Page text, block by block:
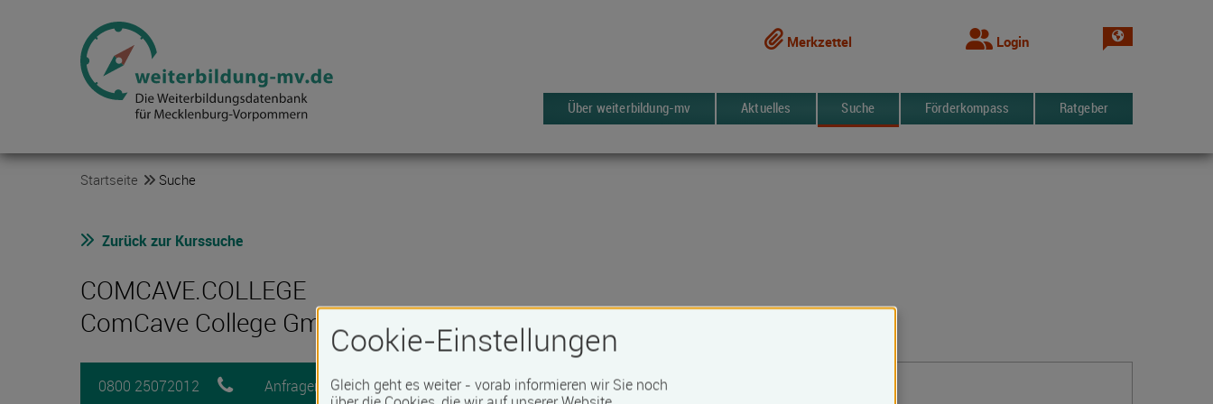
Merkzettel Login Sprache
Über weiterbildung-mv Aktuelles Suche Förderkompass Ratgeber
Startseite Suche
Zurück zur Kurssuche
COMCAVE.COLLEGE
ComCave College GmbH
0800 25072012 Anfragen Merken 1015 Kurse
Cookie-Einstellungen
Gleich geht es weiter - vorab informieren wir Sie noch